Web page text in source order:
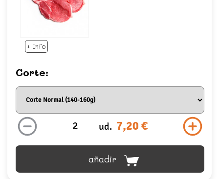
+ Info
Corte:
ud. 7,20 €
añadir